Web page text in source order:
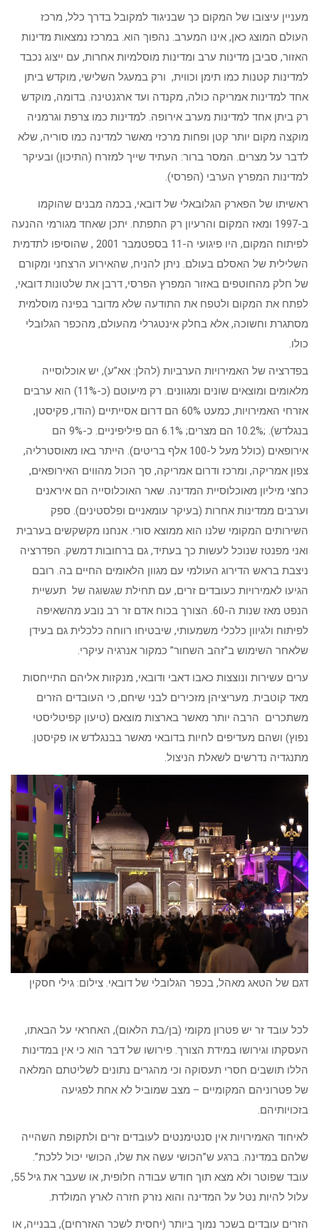
מעניין עיצובו של המקום כך שבניגוד למקובל בדרך כלל, מרכז
העולם המוצג כאן, אינו המערב. נהפוך הוא. במרכז נמצאות מדינות
האזור, סביבן מדינות ערב ומדינות מוסלמיות אחרות, עם ייצוג נכבד
למדינות קטנות כמו תימן וכווית, ורק במעגל השלישי, מוקדש ביתן
אחד למדינות אמריקה כולה, מקנדה ועד ארגנטינה. בדומה, מוקדש
רק ביתן אחד למדינות מערב אירופה. למדינות כמו צרפת וגרמניה
מוקצה מקום יותר קטן ופחות מרכזי מאשר למדינה כמו סוריה, שלא
לדבר על מצרים. המסר ברור: העתיד שייך למזרח (התיכון) ובעיקר
למדינות המפרץ הערבי (הפרסי).
ראשיתו של הפארק הגלובאלי של דובאי, בכמה מבנים שהוקמו
ב-1997 ומאז המקום והרעיון רק התפתח. יתכן שאחד מגורמי ההנעה
לפיתוח המקום, היו פיגועי ה-11 בספטמבר 2001 , שהוסיפו לתדמית
השלילית של האסלם בעולם. ניתן להניח, שהאירוע הרצחני ומקורם
של חלק מהחוטפים באזור המפרץ הפרסי, דרבן את שלטונות דובאי,
לפתח את המקום ולטפח את התודעה שלא מדובר בפינה מוסלמית
מסתגרת וחשוכה, אלא בחלק אינטגרלי מהעולם, מהכפר הגלובלי
כולו.
בפדרציה של האמירויות הערביות (להלן: אא”ע), יש אוכלוסייה
מלאומים ומוצאים שונים ומגוונים. רק מיעוטם (כ-11%) הוא ערבים
אזרחי האמירויות, כמעט 60% הם דרום אסייתיים (הודו, פקיסטן,
בנגלדש). ;10.2% הם מצרים; 6.1% הם פיליפיניים. כ-9% הם
אירופאים (כולל מעל ל-100 אלף בריטים). הייתר באו מאוסטרליה,
צפון אמריקה, ומרכז ודרום אמריקה, סך הכול מהווים האירופאים,
כחצי מיליון מאוכלוסיית המדינה. שאר האוכלוסייה הם איראנים
וערבים ממדינות אחרות (בעיקר עומאניים ופלסטינים). ספק
השירותים המקומי שלנו הוא ממוצא סורי. אנחנו מקשקשים בערבית
ואני מפנטז שנוכל לעשות כך בעתיד, גם ברחובות דמשק. הפדרציה
ניצבת בראש הדירוג העולמי עם מגוון הלאומים החיים בה. רובם
הגיעו לאמירויות כעובדים זרים, עם תחילת שגשוגה של תעשיית
הנפט מאז שנות ה-60. הצורך בכוח אדם זר רב נובע מהשאיפה
לפיתוח ולגיוון כלכלי משמעותי, שיבטיחו רווחה כלכלית גם בעידן
שלאחר השימוש ב”זהב השחור” כמקור אנרגיה עיקרי.
ערים עשירות ונוצצות כאבו דאבי ודובאי, מנקזות אליהם התייחסות
מאד קוטבית. מעריציהן מזכירים לבני שיחם, כי העובדים הזרים
משתכרים הרבה יותר מאשר בארצות מוצאם (טיעון קפיטליסטי
נפוץ) ושהם מעדיפים לחיות בדובאי מאשר בבנגלדש או פקיסטן.
מתנגדיה נדרשים לשאלת הניצול.
דגם של הטאג מאהל, בכפר הגלובלי של דובאי. צילום: גילי חסקין
לכל עובד זר יש פטרון מקומי (בן/בת הלאום), האחראי על הבאתו,
העסקתו וגירושו במידת הצורך. פירושו של דבר הוא כי אין במדינות
הללו תושבים חסרי תעסוקה וכי מהגרים נתונים לשליטתם המלאה
של פטרוניהם המקומיים – מצב שמוביל לא אחת לפגיעה
בזכויותיהם.
לאיחוד האמירויות אין סנטימנטים לעובדים זרים ולתקופת השהייה
שלהם במדינה. ברגע ש”הכושי עשה את שלו, הכושי יכול ללכת”.
עובד שפוטר ולא מצא תוך חודש עבודה חלופית, או שעבר את גיל 55,
עלול להיות נטל על המדינה והוא נזרק חזרה לארץ המולדת.
הזרים עובדים בשכר נמוך ביותר (יחסית לשכר האזרחים), בבנייה, או